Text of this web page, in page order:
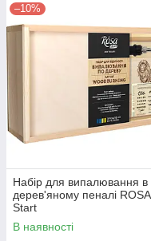
–10%
Набір для випалювання в
дерев'яному пеналі ROSA
Start
В наявності